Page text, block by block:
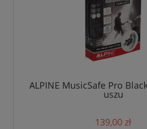
ALPINE MusicSafe Pro
uszu
139,00 zł